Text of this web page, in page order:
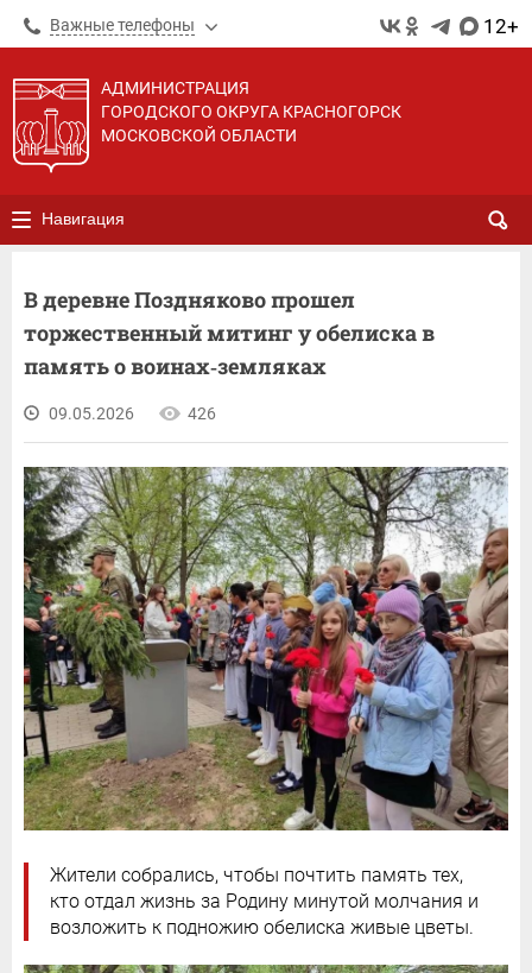
Важные телефоны 12+
АДМИНИСТРАЦИЯ
ГОРОДСКОГО ОКРУГА КРАСНОГОРСК
МОСКОВСКОЙ ОБЛАСТИ
Навигация
В деревне Поздняково прошел
торжественный митинг у обелиска в
память о воинах‑земляках
09.05.2026 426
Жители собрались, чтобы почтить память тех,
кто отдал жизнь за Родину минутой молчания и
возложить к подножию обелиска живые цветы.